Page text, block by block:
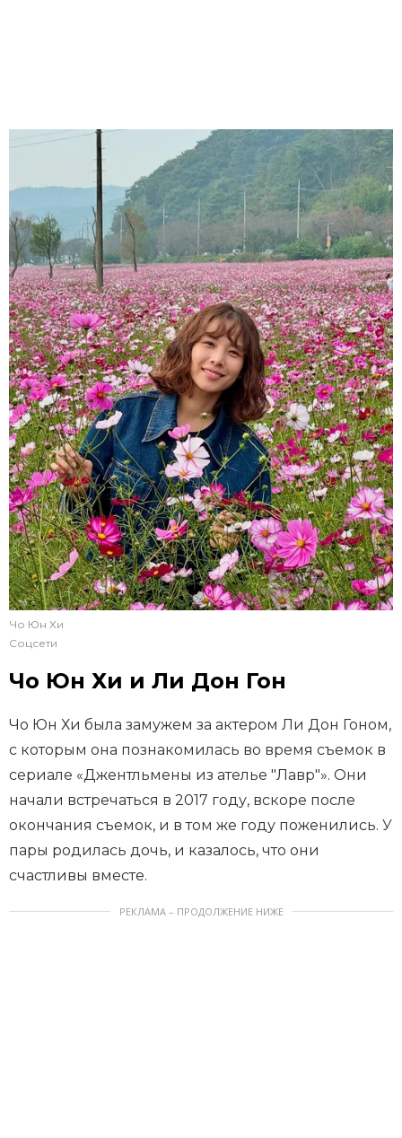
Чо Юн Хи
Соцсети
Чо Юн Хи и Ли Дон Гон
Чо Юн Хи была замужем за актером Ли Дон Гоном,
с которым она познакомилась во время съемок в
сериале «Джентльмены из ателье "Лавр"». Они
начали встречаться в 2017 году, вскоре после
окончания съемок, и в том же году поженились. У
пары родилась дочь, и казалось, что они
счастливы вместе.
РЕКЛАМА – ПРОДОЛЖЕНИЕ НИЖЕ